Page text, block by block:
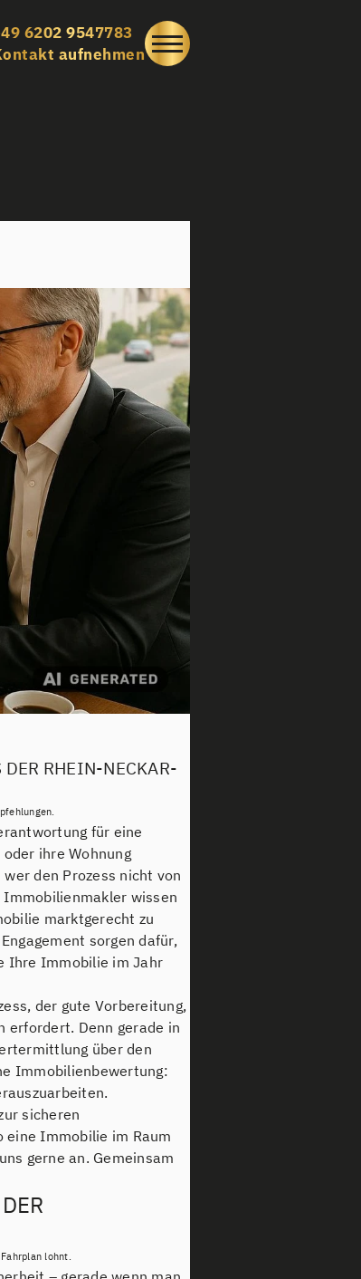
6202 9547783
aufnehmen
DER RHEIN-NECKAR-
für eine
ihre Wohnung
den Prozess nicht von
Immobilienmakler wissen
marktgerecht zu
sorgen dafür,
Ihre Immobilie im Jahr
der gute Vorbereitung,
erfordert. Denn gerade in
über den
Immobilienbewertung:
sicheren
eine Immobilie im Raum
gerne an. Gemeinsam
lohnt.